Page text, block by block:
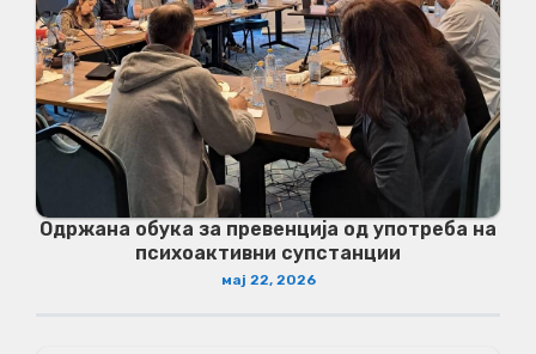
Одржана обука за превенција од употреба на
психоактивни супстанции
мај 22, 2026